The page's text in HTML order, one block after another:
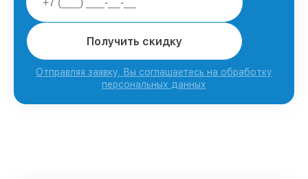
Получить скидку
Отправляя заявку, Вы соглашаетесь на обработку
персональных данных